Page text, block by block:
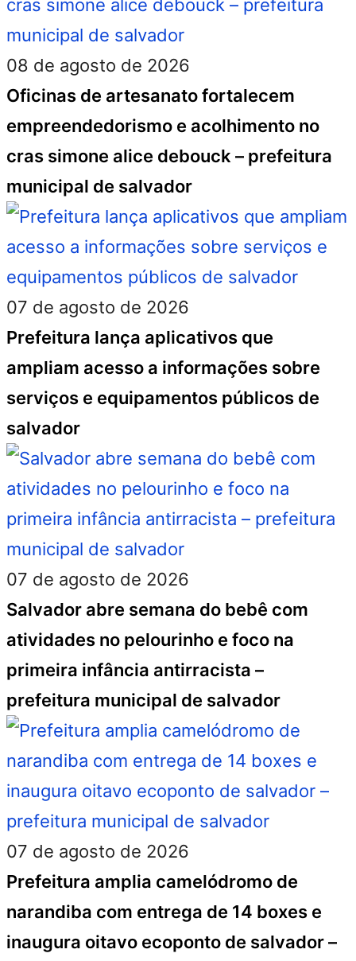
08 de agosto de 2026
Oficinas de artesanato fortalecem
empreendedorismo e acolhimento no
cras simone alice debouck – prefeitura
municipal de salvador
07 de agosto de 2026
Prefeitura lança aplicativos que
ampliam acesso a informações sobre
serviços e equipamentos públicos de
salvador
07 de agosto de 2026
Salvador abre semana do bebê com
atividades no pelourinho e foco na
primeira infância antirracista –
prefeitura municipal de salvador
07 de agosto de 2026
Prefeitura amplia camelódromo de
narandiba com entrega de 14 boxes e
inaugura oitavo ecoponto de salvador –